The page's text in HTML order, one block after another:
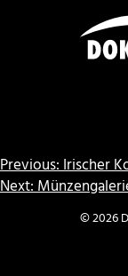
Previous:Irischer
Next:
© 2026